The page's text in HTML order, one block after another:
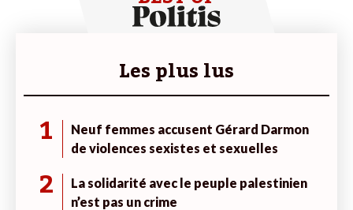
Les plus lus
1
Neuf femmes accusent Gérard Darmon
de violences sexistes et sexuelles
2
La solidarité avec le peuple palestinien
n’est pas un crime